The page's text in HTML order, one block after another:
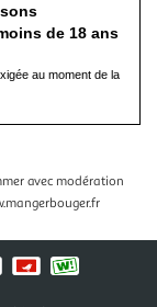
de 18 ans
au moment de la
avec modération